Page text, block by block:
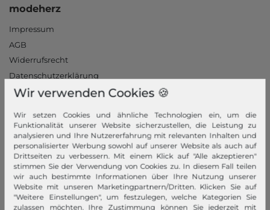
modeherz
Impressum
AGB
Widerrufsrecht
Datenschutzerklärung
Datenschutzeinstellungen
Jobs
Unsere Stores
Mein Konto
Login
Neukunde?
Wir verwenden Cookies 🍪
Wir setzen Cookies und ähnliche Technologien ein, um die
Funktionalität unserer Website sicherzustellen, die Leistung zu
analysieren und Ihre Nutzererfahrung mit relevanten Inhalten und
personalisierter Werbung sowohl auf unserer Website als auch auf
Drittseiten zu verbessern. Mit einem Klick auf "Alle akzeptieren"
stimmen Sie der Verwendung von Cookies zu. In diesem Fall teilen
wir auch bestimmte Informationen über Ihre Nutzung unserer
Website mit unseren Marketingpartnern/Dritten. Klicken Sie auf
"Weitere Einstellungen", um festzulegen, welche Kategorien Sie
zulassen möchten. Ihre Zustimmung können Sie jederzeit mit